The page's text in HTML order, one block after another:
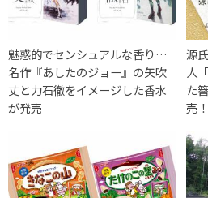
魅惑的でセンシュアルな香り…
名作『あしたのジョー』の矢吹
丈と力石徹をイメージした香水
が発売
源
人
た
売